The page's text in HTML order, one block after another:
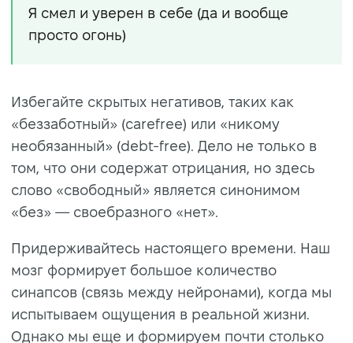
Я смел и уверен в себе (да и вообще
просто огонь)
Избегайте скрытых негативов, таких как
«беззаботный» (carefree) или «никому
необязанный» (debt-free). Дело не только в
том, что они содержат отрицания, но здесь
слово «свободный» является синонимом
«без» — своебразного «нет».
Придерживайтесь настоящего времени. Наш
мозг формирует большое количество
синапсов (связь между нейронами), когда мы
испытываем ощущения в реальной жизни.
Однако мы еще и формируем почти столько